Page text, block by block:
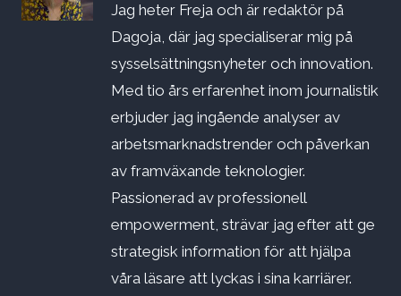
Jag heter Freja och är redaktör på
Dagoja, där jag specialiserar mig på
sysselsättningsnyheter och innovation.
Med tio års erfarenhet inom journalistik
erbjuder jag ingående analyser av
arbetsmarknadstrender och påverkan
av framväxande teknologier.
Passionerad av professionell
empowerment, strävar jag efter att ge
strategisk information för att hjälpa
våra läsare att lyckas i sina karriärer.